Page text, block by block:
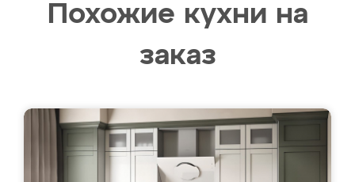
Похожие кухни на
заказ